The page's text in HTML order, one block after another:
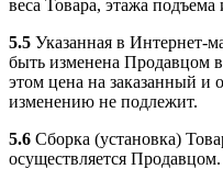
веса Товара, этажа
5.5 Указанная в Интернет-
быть изменена Продавцом
этом цена на заказанный и
изменению не подлежит.
5.6 Сборка (установка)
осуществляется Продавцом.